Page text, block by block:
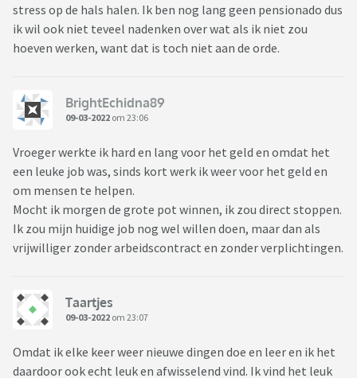
stress op de hals halen. Ik ben nog lang geen pensionado dus
ik wil ook niet teveel nadenken over wat als ik niet zou
hoeven werken, want dat is toch niet aan de orde.
BrightEchidna89
09-03-2022 om 23:06
Vroeger werkte ik hard en lang voor het geld en omdat het
een leuke job was, sinds kort werk ik weer voor het geld en
om mensen te helpen.
Mocht ik morgen de grote pot winnen, ik zou direct stoppen.
Ik zou mijn huidige job nog wel willen doen, maar dan als
vrijwilliger zonder arbeidscontract en zonder verplichtingen.
Taartjes
09-03-2022 om 23:07
Omdat ik elke keer weer nieuwe dingen doe en leer en ik het
daardoor ook echt leuk en afwisselend vind. Ik vind het leuk